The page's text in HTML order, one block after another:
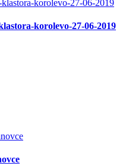
korolevo-27-06-2019